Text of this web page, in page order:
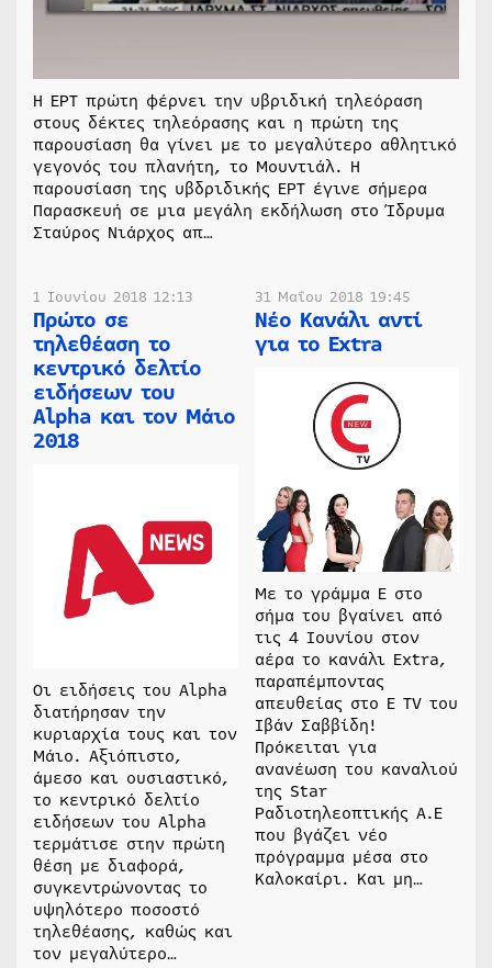
Η ΕΡΤ πρώτη φέρνει την υβριδική τηλεόραση
στους δέκτες τηλεόρασης και η πρώτη της
παρουσίαση θα γίνει με το μεγαλύτερο αθλητικό
γεγονός του πλανήτη, το Mουντιάλ. Η
παρουσίαση της υβδριδικής ΕΡΤ έγινε σήμερα
Παρασκευή σε μια μεγάλη εκδήλωση στο Ίδρυμα
Σταύρος Νιάρχος απ…
1 Ιουνίου 2018 12:13
Πρώτο σε
τηλεθέαση το
κεντρικό δελτίο
ειδήσεων του
Alpha και τον Μάιο
2018
Οι ειδήσεις του Alpha
διατήρησαν την
κυριαρχία τους και τον
Μάιο. Αξιόπιστο,
άμεσο και ουσιαστικό,
το κεντρικό δελτίο
ειδήσεων του Alpha
τερμάτισε στην πρώτη
θέση με διαφορά,
συγκεντρώνοντας το
υψηλότερο ποσοστό
τηλεθέασης, καθώς και
τον μεγαλύτερο…
31 Μαΐου 2018 19:45
Νέο Κανάλι αντί
για το Extra
Με το γράμμα Ε στο
σήμα του βγαίνει από
τις 4 Ιουνίου στον
αέρα το κανάλι Extra,
παραπέμποντας
απευθείας στο Ε TV του
Ιβάν Σαββίδη!
Πρόκειται για
ανανέωση του καναλιού
της Star
Ραδιοτηλεοπτικής Α.Ε
που βγάζει νέο
πρόγραμμα μέσα στο
Καλοκαίρι. Και μη…